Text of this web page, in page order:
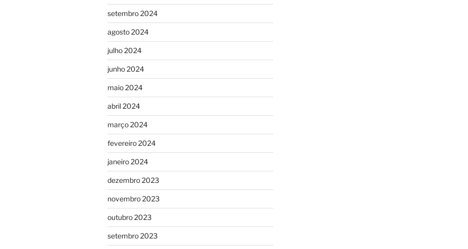
setembro 2024
agosto 2024
julho 2024
junho 2024
maio 2024
abril 2024
março 2024
fevereiro 2024
janeiro 2024
dezembro 2023
novembro 2023
outubro 2023
setembro 2023